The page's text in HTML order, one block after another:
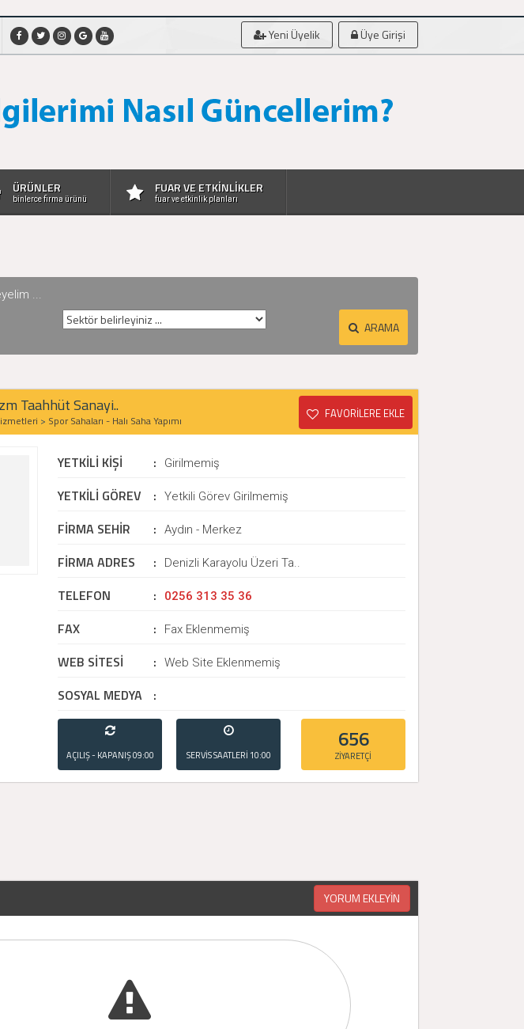
Yeni Üyelik Üye Girişi
ÜRÜNLER
binlerce firma ürünü
FUAR VE ETKİNLİKLER
fuar ve etkinlik planları
...
ARAMA
Taahhüt Sanayi..
> Spor Sahaları - Halı Saha Yapımı FAVORİLERE EKLE
YETKİLİ KİŞİ : Girilmemiş
YETKİLİ GÖREV : Yetkili Görev Girilmemiş
FİRMA SEHİR : Aydın - Merkez
FİRMA ADRES : Denizli Karayolu Üzeri Ta..
TELEFON : 0256 313 35 36
FAX : Fax Eklenmemiş
WEB SİTESİ : Web Site Eklenmemiş
SOSYAL MEDYA :
AÇILIŞ - KAPANIŞ09:00
- 21:00
SERVİS SAATLERİ 10:00
- 20:00
656
ZİYARETÇİ
YORUM EKLEYİN